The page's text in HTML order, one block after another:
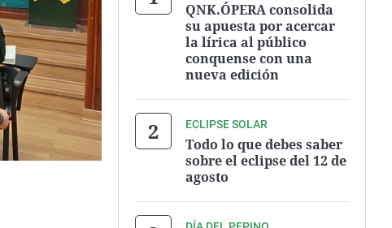
QNK.ÓPERA consolida
su apuesta por acercar
la lírica al público
conquense con una
nueva edición
ECLIPSE SOLAR
Todo lo que debes saber
sobre el eclipse del 12 de
agosto